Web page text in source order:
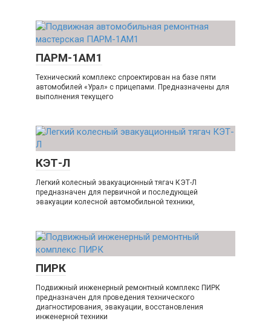
ПАРМ-1АМ1
Технический комплекс спроектирован на базе пяти
автомобилей «Урал» с прицепами. Предназначены для
выполнения текущего
КЭТ-Л
Легкий колесный эвакуационный тягач КЭТ-Л
предназначен для первичной и последующей
эвакуации колесной автомобильной техники,
ПИРК
Подвижный инженерный ремонтный комплекс ПИРК
предназначен для проведения технического
диагностирования, эвакуации, восстановления
инженерной техники